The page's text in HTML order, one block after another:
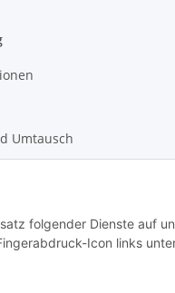
folgender Dienste auf
Icon links
Umtausch